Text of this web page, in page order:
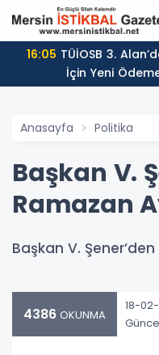
16:05
İçin Yeni
Anasayfa Politika
Başkan V.
Ramazan
Başkan V.
4386 OKUNMA
18-02-